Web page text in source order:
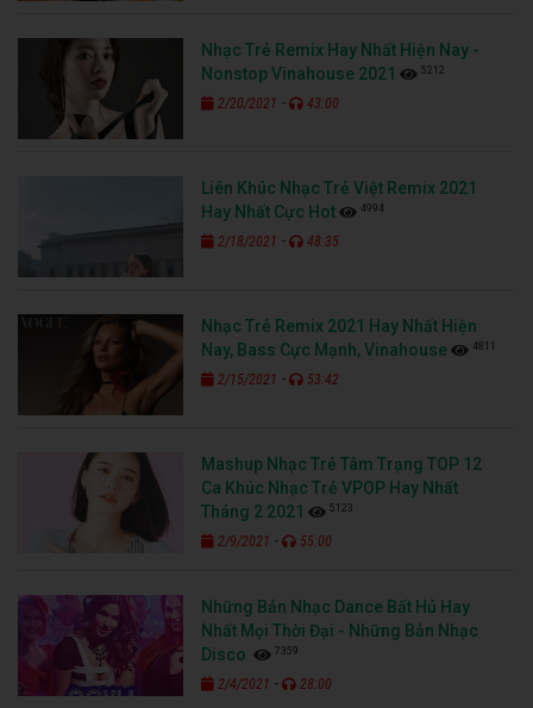
Nhạc Trẻ Remix Hay Nhất Hiện Nay -
Nonstop Vinahouse 2021
5212
2/20/2021 - 43:00
Liên Khúc Nhạc Trẻ Việt Remix 2021
Hay Nhất Cực Hot
4994
2/18/2021 - 48:35
Nhạc Trẻ Remix 2021 Hay Nhất Hiện
Nay, Bass Cực Mạnh, Vinahouse
4811
2/15/2021 - 53:42
Mashup Nhạc Trẻ Tâm Trạng TOP 12
Ca Khúc Nhạc Trẻ VPOP Hay Nhất
Tháng 2 2021
5123
2/9/2021 - 55:00
Những Bản Nhạc Dance Bất Hủ Hay
Nhất Mọi Thời Đại - Những Bản Nhạc
Disco
7359
2/4/2021 - 28:00